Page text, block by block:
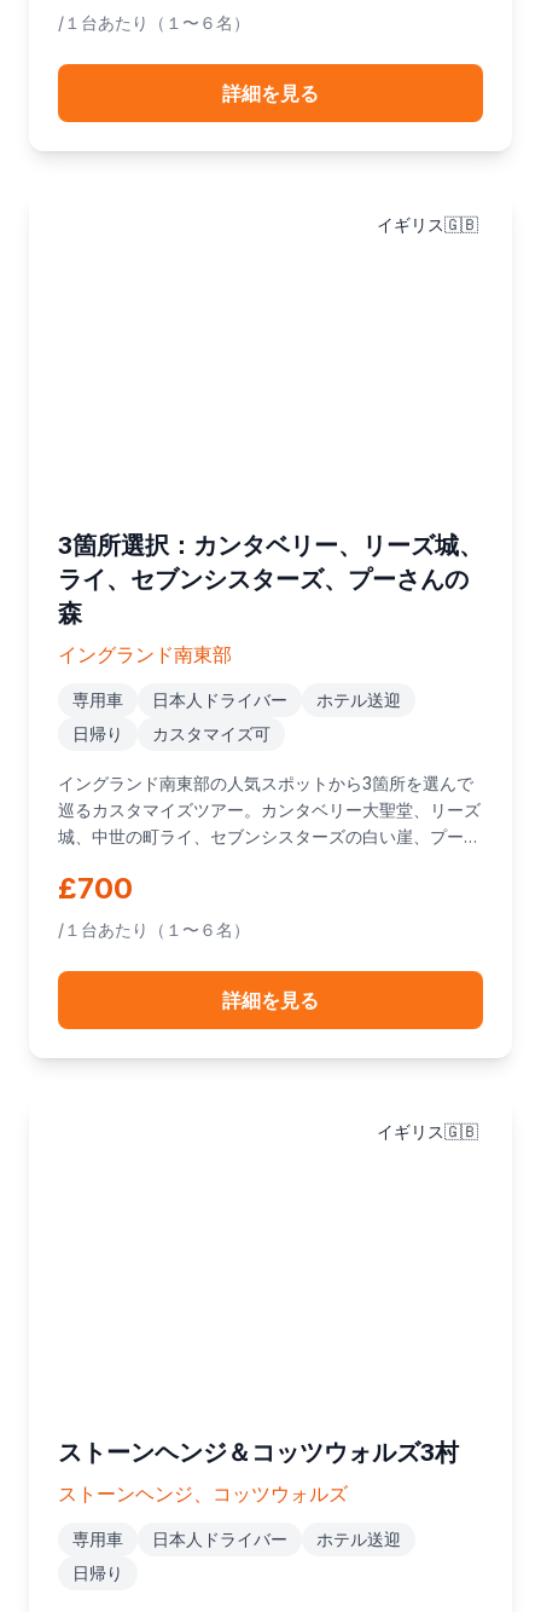
/１台あたり（１〜６名）
詳細を見る
イギリス🇬🇧
3箇所選択：カンタベリー、リーズ城、
ライ、セブンシスターズ、プーさんの
森
イングランド南東部
専用車 日本人ドライバー
ホテル送迎
日帰り
カスタマイズ可
イングランド南東部の人気スポットから3箇所を選んで
巡るカスタマイズツアー。カンタベリー大聖堂、リーズ
城、中世の町ライ、セブンシスターズの白い崖、プーさ
£700
/１台あたり（１〜６名）
詳細を見る
イギリス🇬🇧
ストーンヘンジ＆コッツウォルズ3村
ストーンヘンジ、コッツウォルズ
専用車 日本人ドライバー
ホテル送迎
日帰り